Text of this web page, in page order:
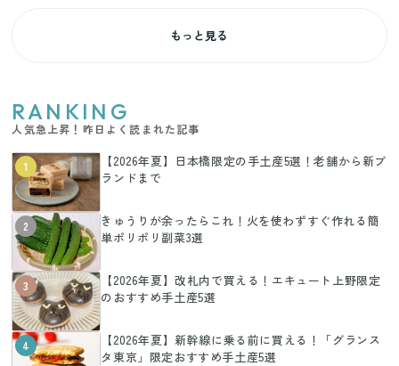
もっと見る
RANKING
人気急上昇！昨日よく読まれた記事
1
【2026年夏】日本橋限定の手土産5選！老舗から新ブ
ランドまで
2
きゅうりが余ったらこれ！火を使わずすぐ作れる簡
単ポリポリ副菜3選
3
【2026年夏】改札内で買える！エキュート上野限定
のおすすめ手土産5選
4
【2026年夏】新幹線に乗る前に買える！「グランス
タ東京」限定おすすめ手土産5選